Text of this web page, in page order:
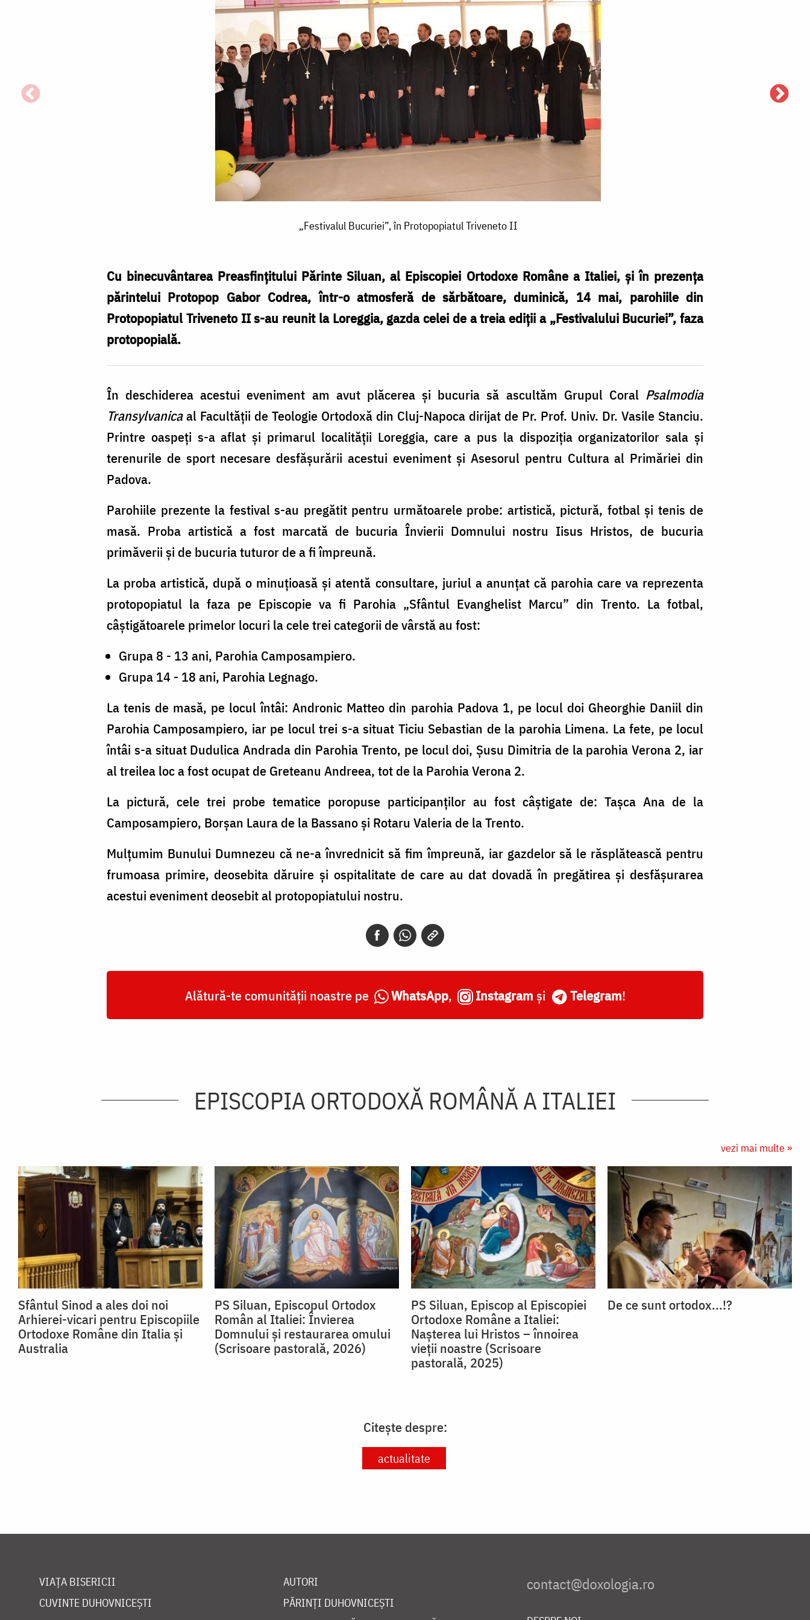
„Festivalul Bucuriei”, în Protopopiatul Triveneto II
Cu binecuvântarea Preasfințitului Părinte Siluan, al Episcopiei Ortodoxe Române a Italiei, și în prezența
părintelui Protopop Gabor Codrea, într-o atmosferă de sărbătoare, duminică, 14 mai, parohiile din
Protopopiatul Triveneto II s-au reunit la Loreggia, gazda celei de a treia ediții a „Festivalului Bucuriei”, faza
protopopială.
În deschiderea acestui eveniment am avut plăcerea și bucuria să ascultăm Grupul Coral Psalmodia
Transylvanicaal Facultății de Teologie Ortodoxă din Cluj-Napoca dirijat de Pr. Prof. Univ. Dr. Vasile Stanciu.
Printre oaspeți s-a aflat și primarul localității Loreggia, care a pus la dispoziția organizatorilor sala și
terenurile de sport necesare desfășurării acestui eveniment și Asesorul pentru Cultura al Primăriei din
Padova.
Parohiile prezente la festival s-au pregătit pentru următoarele probe: artistică, pictură, fotbal și tenis de
masă. Proba artistică a fost marcată de bucuria Învierii Domnului nostru Iisus Hristos, de bucuria
primăverii și de bucuria tuturor de a fi împreună.
La proba artistică, după o minuțioasă și atentă consultare, juriul a anunțat că parohia care va reprezenta
protopopiatul la faza pe Episcopie va fi Parohia „Sfântul Evanghelist Marcu” din Trento. La fotbal,
câștigătoarele primelor locuri la cele trei categorii de vârstă au fost:
Grupa 8 - 13 ani, Parohia Camposampiero.
Grupa 14 - 18 ani, Parohia Legnago.
La tenis de masă, pe locul întâi: Andronic Matteo din parohia Padova 1, pe locul doi Gheorghie Daniil din
Parohia Camposampiero, iar pe locul trei s-a situat Ticiu Sebastian de la parohia Limena. La fete, pe locul
întâi s-a situat Dudulica Andrada din Parohia Trento, pe locul doi, Șusu Dimitria de la parohia Verona 2, iar
al treilea loc a fost ocupat de Greteanu Andreea, tot de la Parohia Verona 2.
La pictură, cele trei probe tematice poropuse participanților au fost câștigate de: Tașca Ana de la
Camposampiero, Borșan Laura de la Bassano și Rotaru Valeria de la Trento.
Mulțumim Bunului Dumnezeu că ne-a învrednicit să fim împreună, iar gazdelor să le răsplătească pentru
frumoasa primire, deosebita dăruire și ospitalitate de care au dat dovadă în pregătirea și desfășurarea
acestui eveniment deosebit al protopopiatului nostru.
Alătură-te comunității noastre pe WhatsApp, Instagram și Telegram!
EPISCOPIA ORTODOXĂ ROMÂNĂ A ITALIEI
vezi mai multe »
Sfântul Sinod a ales doi noi
Arhierei-vicari pentru Episcopiile
Ortodoxe Române din Italia și
Australia
PS Siluan, Episcopul Ortodox
Român al Italiei: Învierea
Domnului și restaurarea omului
(Scrisoare pastorală, 2026)
PS Siluan, Episcop al Episcopiei
Ortodoxe Române a Italiei:
Nașterea lui Hristos – înnoirea
vieții noastre (Scrisoare
pastorală, 2025)
De ce sunt ortodox...!?
Citește despre:
actualitate
VIAȚA BISERICII
CUVINTE DUHOVNICEȘTI
AUTORI
PĂRINȚI DUHOVNICEȘTI